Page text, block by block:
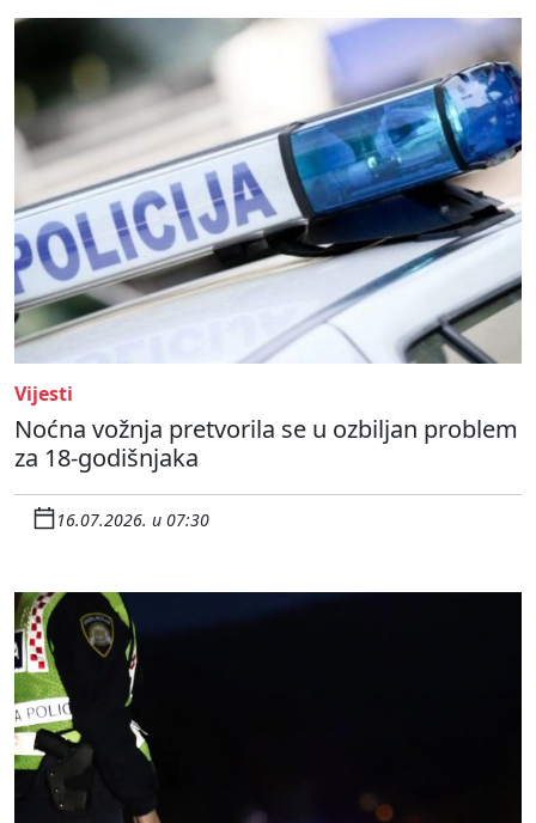
Vijesti
Noćna vožnja pretvorila se u ozbiljan problem
za 18-godišnjaka
16.07.2026. u 07:30